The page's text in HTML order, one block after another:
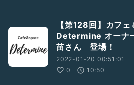
【第128回】カフ
Determine オーナ
苗さん 登場！
2022-01-20 00:51:01
0
10:50